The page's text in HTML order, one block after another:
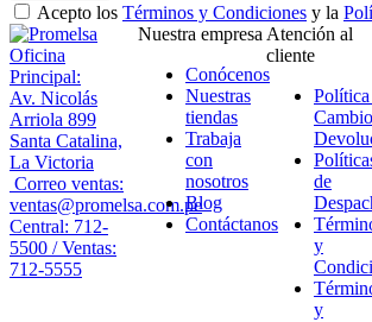
Acepto los Términos y Condiciones y la
Oficina
Principal:
Av. Nicolás
Arriola 899
Santa Catalina,
La Victoria
Correo ventas:
ventas@promelsa.com.pe
Central: 712-
5500 / Ventas:
712-5555
Nuestra empresa
Conócenos
Nuestras
tiendas
Trabaja
con
nosotros
Blog
Contáctanos
Atención al
cliente
de
y
y